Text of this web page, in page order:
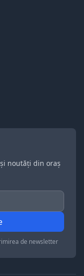
noutăți din oraș
de newsletter